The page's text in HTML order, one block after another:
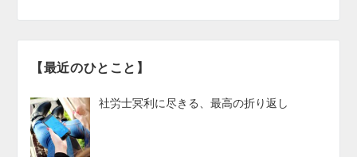
【最近のひとこと】
社労士冥利に尽きる、最高の折り返し